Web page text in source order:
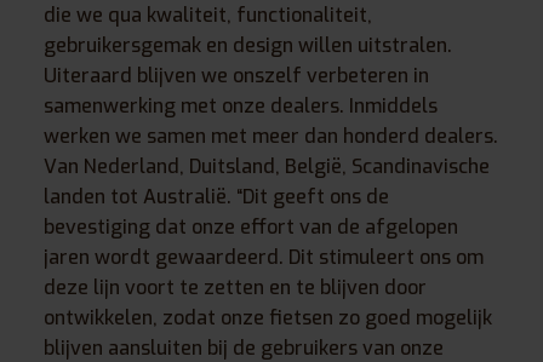
die we qua kwaliteit, functionaliteit,
gebruikersgemak en design willen uitstralen.
Uiteraard blijven we onszelf verbeteren in
samenwerking met onze dealers. Inmiddels
werken we samen met meer dan honderd dealers.
Van Nederland, Duitsland, België, Scandinavische
landen tot Australië. “Dit geeft ons de
bevestiging dat onze effort van de afgelopen
jaren wordt gewaardeerd. Dit stimuleert ons om
deze lijn voort te zetten en te blijven door
ontwikkelen, zodat onze fietsen zo goed mogelijk
blijven aansluiten bij de gebruikers van onze